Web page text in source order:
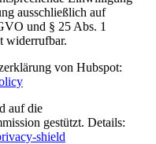
ausschließlich auf
und § 25 Abs. 1
widerrufbar.
von Hubspot:
auf die
gestützt. Details:
shield